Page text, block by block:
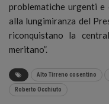
problematiche urgenti e
alla lungimiranza del
riconquistano la
meritano”.
Alto Tirreno cosentino
Roberto Occhiuto